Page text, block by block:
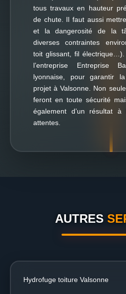
tous travaux en hauteur
de chute. Il faut aussi
et la dangerosité de la
diverses contraintes
toit glissant, fil
l’entreprise Entreprise
lyonnaise, pour garantir
projet à Valsonne. Non
feront en toute sécurité
également d’un résultat
attentes.
AUTRES
Hydrofuge toiture Valsonne